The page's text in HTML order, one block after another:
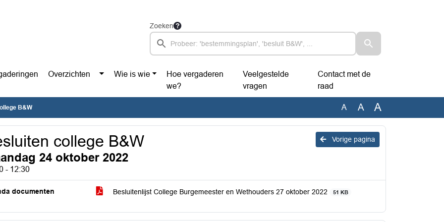
Zoeken
Overzichten Wie is wie
Hoe vergaderen
we?
Veelgestelde
vragen
Contact met de
raad
B&W A A A
Vorige pagina
college B&W
24 oktober 2022
- 12:30
documenten Besluitenlijst College Burgemeester en Wethouders 27 oktober 2022 51 KB